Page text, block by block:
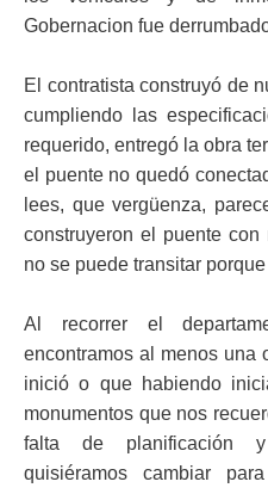
Gobernacion fue
El contratista construyó de
cumpliendo las
requerido, entregó la obra
el puente no quedó
lees, que vergüenza,
construyeron el puente
no se puede transitar
Al recorrer el
encontramos al menos una
inició o que habiendo
monumentos que nos
falta de planificación
quisiéramos cambiar